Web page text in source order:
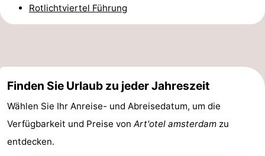
der
Plätze
Rotlichtviertel Führung
Finden Sie Urlaub zu jeder Jahreszeit
Wählen Sie Ihr Anreise- und Abreisedatum, um die
Verfügbarkeit und Preise von Art'otel amsterdam zu
entdecken.